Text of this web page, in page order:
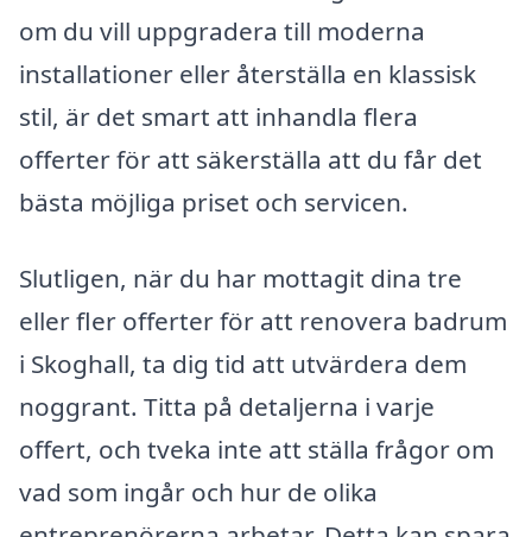
om du vill uppgradera till moderna
installationer eller återställa en klassisk
stil, är det smart att inhandla flera
offerter för att säkerställa att du får det
bästa möjliga priset och servicen.
Slutligen, när du har mottagit dina tre
eller fler offerter för att renovera badrum
i Skoghall, ta dig tid att utvärdera dem
noggrant. Titta på detaljerna i varje
offert, och tveka inte att ställa frågor om
vad som ingår och hur de olika